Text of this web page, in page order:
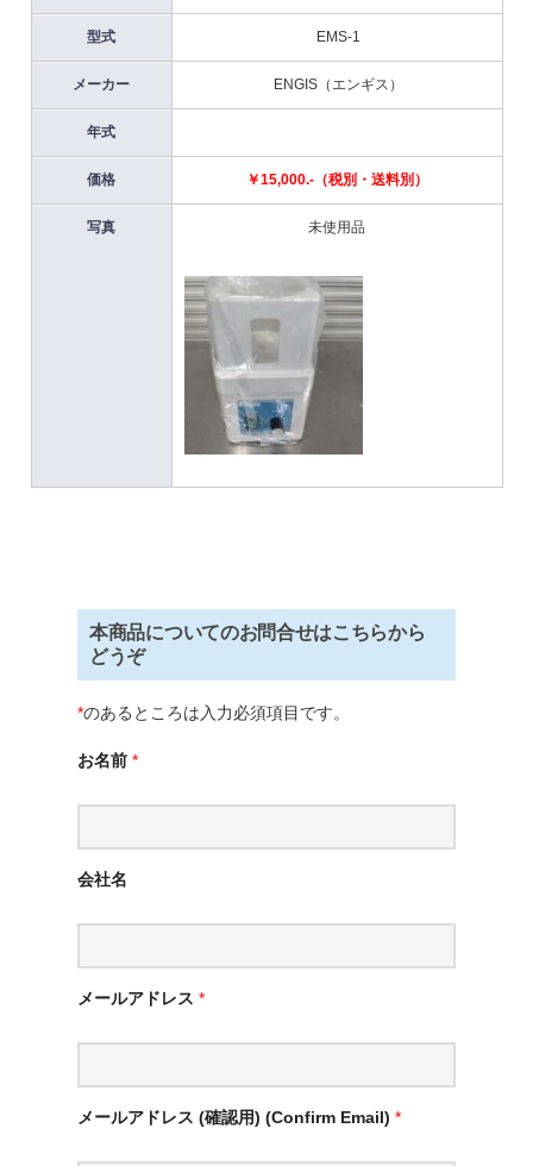
型式 EMS-1
メーカー ENGIS（エンギス）
年式
価格 ￥15,000.-（税別・送料別）
写真 未使用品
本商品についてのお問合せはこちらから
どうぞ
*のあるところは入力必須項目です。
お名前 *
会社名
メールアドレス *
メールアドレス (確認用) (Confirm Email) *